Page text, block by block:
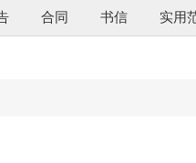
合同 书信 实用